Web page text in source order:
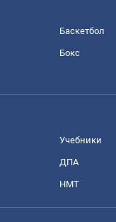
Баскетбол
Бокс
Учебники
ДПА
НМТ